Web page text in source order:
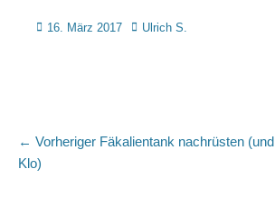
Posted
16. März 2017 Autor
Ulrich S.
Beitragsnavigation
← Vorheriger Vorheriger
Fäkalientank nachrüsten
Klo)